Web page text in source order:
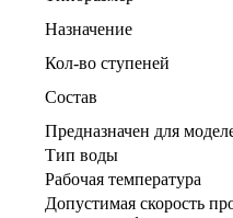
Назначение
Кол-во ступеней
Состав
Предназначен для
Тип воды
Рабочая температура
Допустимая скорость